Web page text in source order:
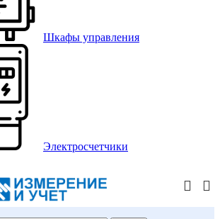
Шкафы управления
Электросчетчики